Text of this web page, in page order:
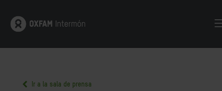
Ir a la sala de prensa